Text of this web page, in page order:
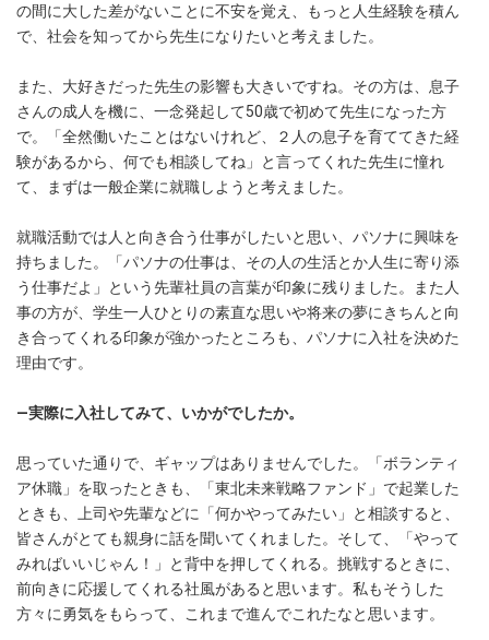
の間に大した差がないことに不安を覚え、もっと人生経験を積ん
で、社会を知ってから先生になりたいと考えました。
また、大好きだった先生の影響も大きいですね。その方は、息子
さんの成人を機に、一念発起して50歳で初めて先生になった方
で。「全然働いたことはないけれど、２人の息子を育ててきた経
験があるから、何でも相談してね」と言ってくれた先生に憧れ
て、まずは一般企業に就職しようと考えました。
就職活動では人と向き合う仕事がしたいと思い、パソナに興味を
持ちました。「パソナの仕事は、その人の生活とか人生に寄り添
う仕事だよ」という先輩社員の言葉が印象に残りました。また人
事の方が、学生一人ひとりの素直な思いや将来の夢にきちんと向
き合ってくれる印象が強かったところも、パソナに入社を決めた
理由です。
―実際に入社してみて、いかがでしたか。
思っていた通りで、ギャップはありませんでした。「ボランティ
ア休職」を取ったときも、「東北未来戦略ファンド」で起業した
ときも、上司や先輩などに「何かやってみたい」と相談すると、
皆さんがとても親身に話を聞いてくれました。そして、「やって
みればいいじゃん！」と背中を押してくれる。挑戦するときに、
前向きに応援してくれる社風があると思います。私もそうした
方々に勇気をもらって、これまで進んでこれたなと思います。